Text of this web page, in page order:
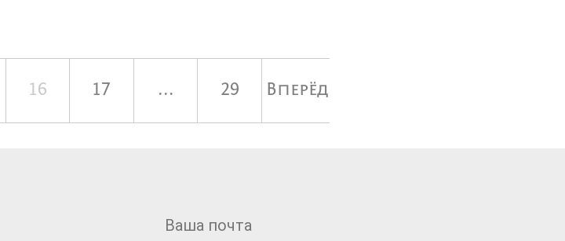
16 17 ... 29 Вперёд